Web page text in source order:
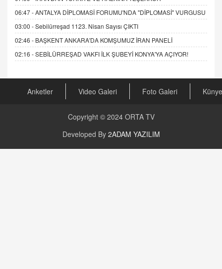
06:47 -ANTALYA DİPLOMASİ FORUMU'NDA "DİPLOMASİ" VURGUSU
03:00 -Sebilürreşad 1123. Nisan Sayısı ÇIKTI
02:46 - BAŞKENT ANKARA'DA KOMŞUMUZ İRAN PANELİ
02:16 -SEBİLÜRREŞAD VAKFI İLK ŞUBEYİ KONYA'YA AÇIYOR!
Anketler Video Galeri Foto Galeri Künye
Copyright © 2024 ORTA TV
Developed By 2ADAM YAZILIM